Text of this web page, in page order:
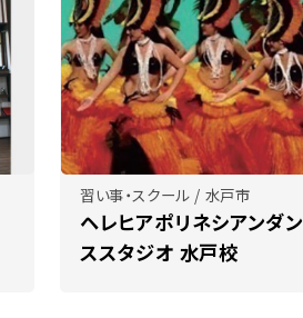
習い事・スクール / 水戸市
ヘレヒアポリネシアンダン
ススタジオ 水戸校